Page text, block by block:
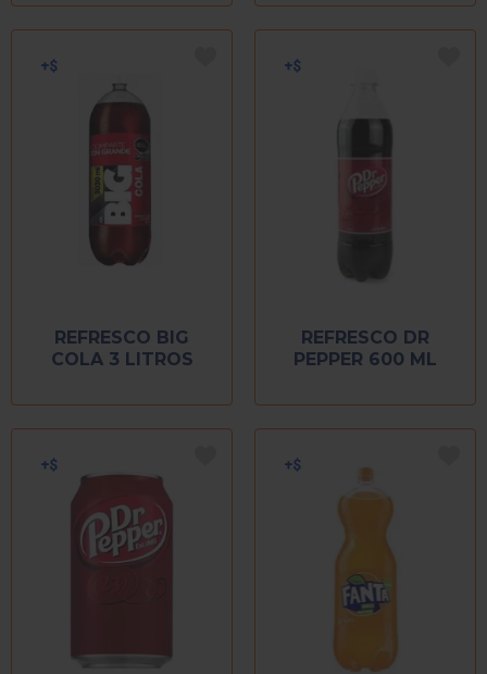
REFRESCO BIG
COLA 3 LITROS
REFRESCO DR
PEPPER 600 ML